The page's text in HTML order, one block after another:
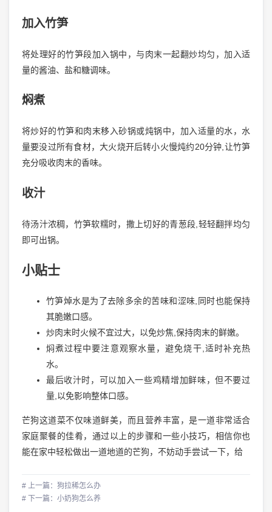
加入竹笋
将处理好的竹笋段加入锅中，与肉末一起翻炒均匀，加入适
量的酱油、盐和糖调味。
焖煮
将炒好的竹笋和肉末移入砂锅或炖锅中，加入适量的水，水
量要没过所有食材，大火烧开后转小火慢炖约20分钟,让竹笋
充分吸收肉末的香味。
收汁
待汤汁浓稠，竹笋软糯时，撒上切好的青葱段,轻轻翻拌均匀
即可出锅。
小贴士
竹笋焯水是为了去除多余的苦味和涩味,同时也能保持
其脆嫩口感。
炒肉末时火候不宜过大，以免炒焦,保持肉末的鲜嫩。
焖煮过程中要注意观察水量，避免烧干,适时补充热
水。
最后收汁时，可以加入一些鸡精增加鲜味，但不要过
量,以免影响整体口感。
芒狗这道菜不仅味道鲜美，而且营养丰富，是一道非常适合
家庭聚餐的佳肴，通过以上的步骤和一些小技巧，相信你也
能在家中轻松做出一道地道的芒狗，不妨动手尝试一下，给
# 上一篇：狗拉稀怎么办
# 下一篇：小奶狗怎么养